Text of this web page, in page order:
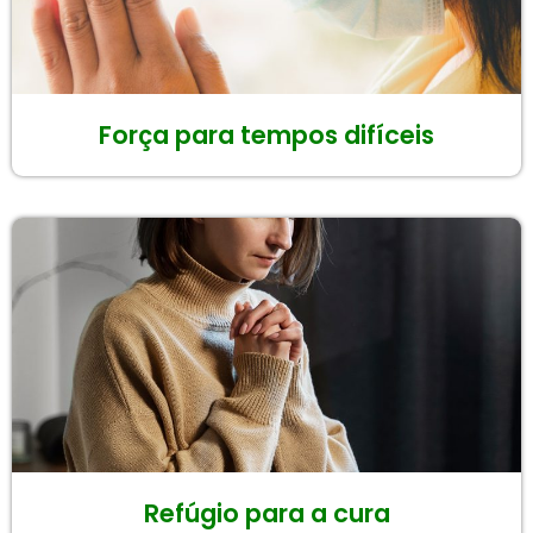
Força para tempos difíceis
Refúgio para a cura